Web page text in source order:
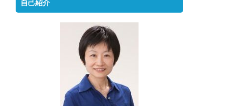
自己紹介